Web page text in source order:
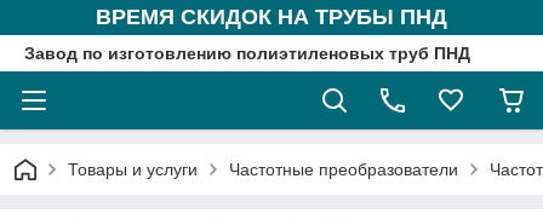
ВРЕМЯ СКИДОК НА ТРУБЫ ПНД
Завод по изготовлению полиэтиленовых труб ПНД
Товары и услуги Частотные преобразователи